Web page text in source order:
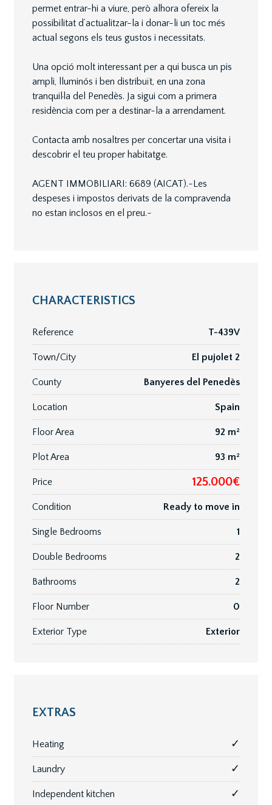
permet entrar-hi a viure, però alhora ofereix la
possibilitat d’actualitzar-la i donar-li un toc més
actual segons els teus gustos i necessitats.
Una opció molt interessant per a qui busca un pis
ampli, lluminós i ben distribuït, en una zona
tranquil·la del Penedès. Ja sigui com a primera
residència com per a destinar-la a arrendament.
Contacta amb nosaltres per concertar una visita i
descobrir el teu proper habitatge.
AGENT IMMOBILIARI: 6689 (AICAT).~Les
despeses i impostos derivats de la compravenda
no estan inclosos en el preu.~
CHARACTERISTICS
Reference T-439V
Town/City El pujolet 2
County Banyeres del Penedès
Location Spain
Floor Area 92 m²
Plot Area 93 m²
Price 125.000€
Condition Ready to move in
Single Bedrooms 1
Double Bedrooms 2
Bathrooms 2
Floor Number 0
Exterior Type Exterior
EXTRAS
Heating ✓
Laundry ✓
Independent kitchen ✓